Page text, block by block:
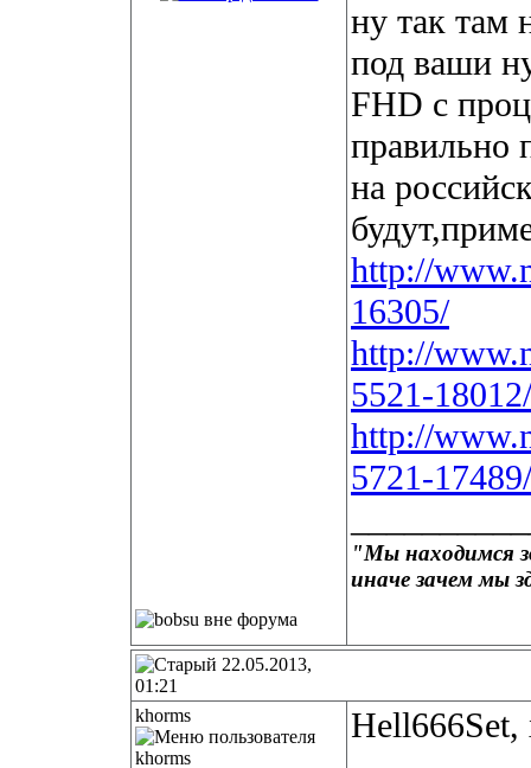
ну так там
под ваши
FHD с
правильно
на
http://
16305/
http://
5521-18012/
http://
5721-17489/
"Мы находимся
иначе зачем мы
22.05.2013,
01:21
khorms
Hell666Set,